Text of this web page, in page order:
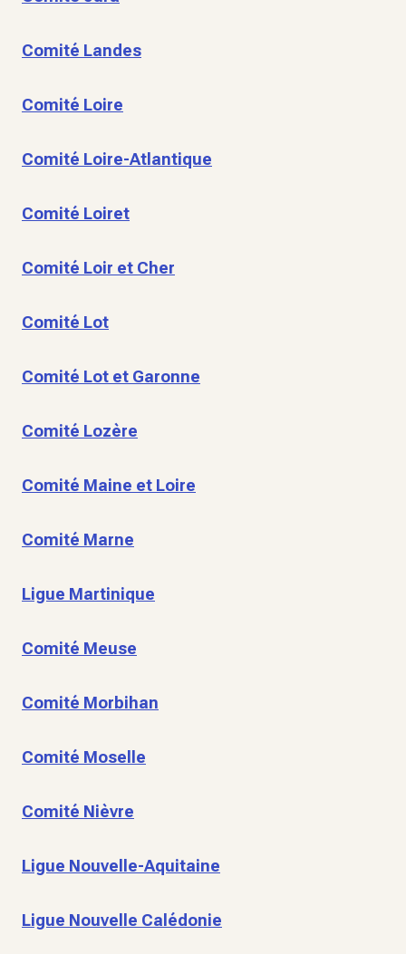
Comité Landes
Comité Loire
Comité Loire-Atlantique
Comité Loiret
Comité Loir et Cher
Comité Lot
Comité Lot et Garonne
Comité Lozère
Comité Maine et Loire
Comité Marne
Ligue Martinique
Comité Meuse
Comité Morbihan
Comité Moselle
Comité Nièvre
Ligue Nouvelle-Aquitaine
Ligue Nouvelle Calédonie